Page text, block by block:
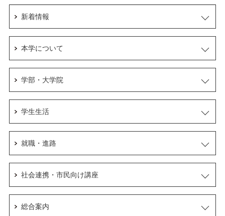
新着情報
本学について
学部・大学院
学生生活
就職・進路
社会連携・市民向け講座
総合案内